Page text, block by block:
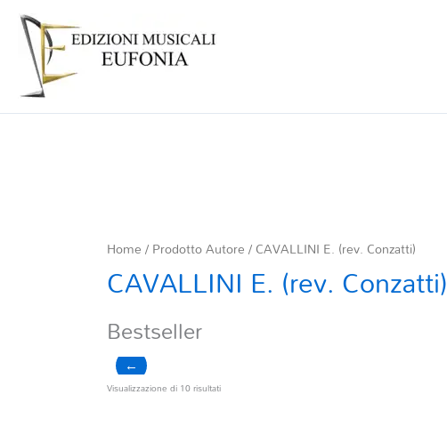
Home/ Prodotto Autore / CAVALLINI E. (rev. Conzatti)
CAVALLINI E. (rev. Conzatti)
Bestseller
←
Visualizzazione di 10 risultatiOrdina
in